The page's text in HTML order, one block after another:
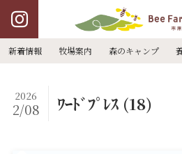
新着情報 牧場案内 森のキャンプ
ﾜｰﾄﾞﾌﾟﾚｽ (18)
2026
2/08